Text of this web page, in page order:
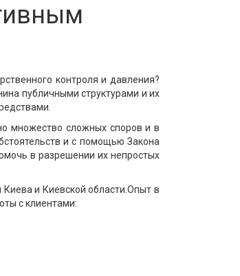
контроля и давления?
публичными структурами и их
множество сложных споров и в
и с помощью Закона
в разрешении их непростых
и Киевской области.Опыт в
с клиентами: